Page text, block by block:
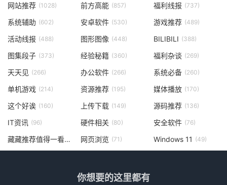
网站推荐 (1028) 前方高能 (857) 福利线报 (737)
系统辅助 (602) 安卓软件 (530) 游戏推荐 (489)
活动线报 (488) 图形图像 (448) BILIBILI (388)
图集段子 (373) 经验秘籍 (360) 福利杂谈 (269)
天天见 (266) 办公软件 (266) 系统必备 (260)
单机游戏 (214) 资源推荐 (195) 媒体播放 (170)
这个好诶 (160) 上传下载 (149) 源码推荐 (136)
IT资讯 (96) 硬件相关 (80) 安全软件 (76)
藏藏推荐值得一看 网页浏览 (71) Windows 11 (49)
你想要的这里都有